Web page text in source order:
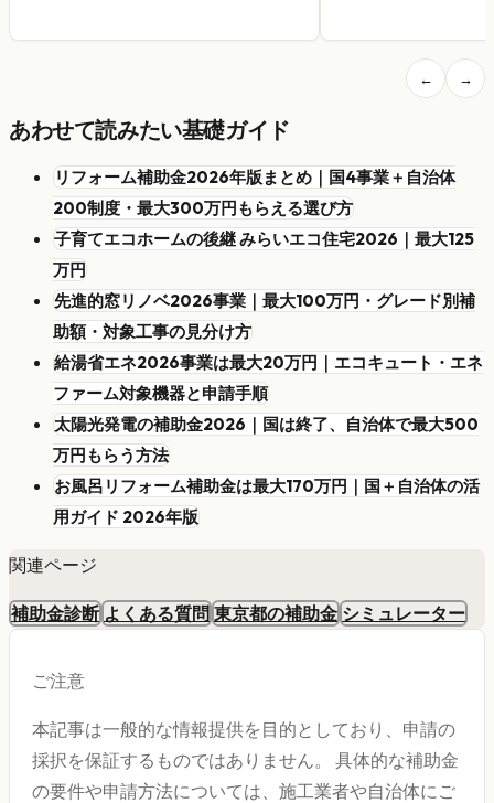
← →
あわせて読みたい基礎ガイド
リフォーム補助金2026年版まとめ｜国4事業＋自治体
200制度・最大300万円もらえる選び方
子育てエコホームの後継 みらいエコ住宅2026｜最大125
万円
先進的窓リノベ2026事業｜最大100万円・グレード別補
助額・対象工事の見分け方
給湯省エネ2026事業は最大20万円｜エコキュート・エネ
ファーム対象機器と申請手順
太陽光発電の補助金2026｜国は終了、自治体で最大500
万円もらう方法
お風呂リフォーム補助金は最大170万円｜国＋自治体の活
用ガイド 2026年版
関連ページ
補助金診断 よくある質問 東京都の補助金 シミュレーター
ご注意
本記事は一般的な情報提供を目的としており、申請の
採択を保証するものではありません。 具体的な補助金
の要件や申請方法については、施工業者や自治体にご